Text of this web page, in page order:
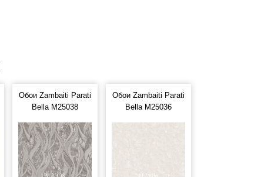
Обои Zambaiti Parati
Bella M25038
Обои Zambaiti Parati
Bella M25036